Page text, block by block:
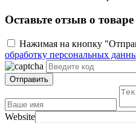
Оставьте отзыв о товаре
Нажимая на кнопку
обработку персональных
Отправить
Website